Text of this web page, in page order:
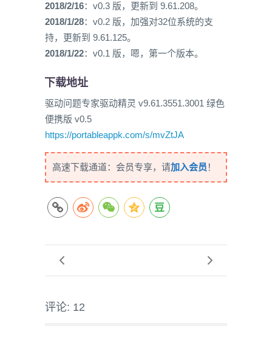
2018/2/16：v0.3 版，更新到 9.61.208。
2018/1/28：v0.2 版，加强对32位系统的支
持，更新到 9.61.125。
2018/1/22：v0.1 版，嗯，第一个版本。
下载地址
驱动问题专家驱动精灵 v9.61.3551.3001 绿色
便携版 v0.5
https://portableappk.com/s/mvZtJA
高速下载通道：会员专享，请加入会员 ！
评论: 12